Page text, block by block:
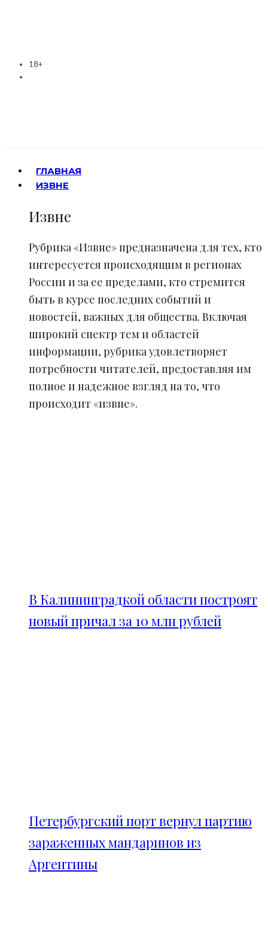
18+
ГЛАВНАЯ
ИЗВНЕ
Извне
Рубрика «Извне» предназначена для тех, кто
интересуется происходящим в регионах
России и за ее пределами, кто стремится
быть в курсе последних событий и
новостей, важных для общества. Включая
широкий спектр тем и областей
информации, рубрика удовлетворяет
потребности читателей, предоставляя им
полное и надежное взгляд на то, что
происходит «извне».
В Калининградкой области построят
новый причал за 10 млн рублей
Петербургский порт вернул партию
зараженных мандаринов из
Аргентины